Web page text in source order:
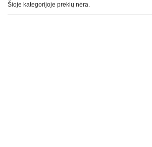
Šioje kategorijoje prekių nėra.